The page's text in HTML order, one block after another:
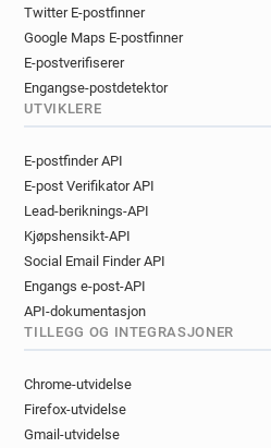
Twitter E-postfinner
Google Maps E-postfinner
E-postverifiserer
Engangse-postdetektor
UTVIKLERE
E-postfinder API
E-post Verifikator API
Lead-beriknings-API
Kjøpshensikt-API
Social Email Finder API
Engangs e-post-API
API-dokumentasjon
TILLEGG OG INTEGRASJONER
Chrome-utvidelse
Firefox-utvidelse
Gmail-utvidelse